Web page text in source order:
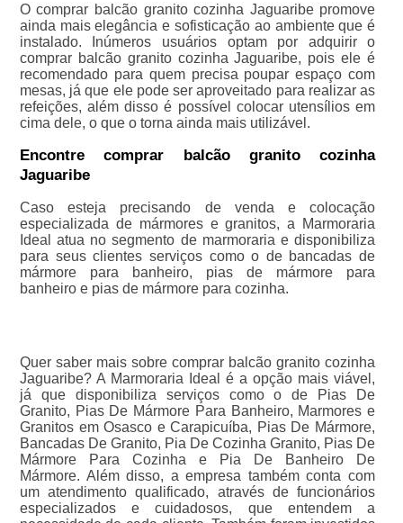
O comprar balcão granito cozinha Jaguaribe promove
ainda mais elegância e sofisticação ao ambiente que é
instalado. Inúmeros usuários optam por adquirir o
comprar balcão granito cozinha Jaguaribe, pois ele é
recomendado para quem precisa poupar espaço com
mesas, já que ele pode ser aproveitado para realizar as
refeições, além disso é possível colocar utensílios em
cima dele, o que o torna ainda mais utilizável.
Encontre comprar balcão granito cozinha
Jaguaribe
Caso esteja precisando de venda e colocação
especializada de mármores e granitos, a Marmoraria
Ideal atua no segmento de marmoraria e disponibiliza
para seus clientes serviços como o de bancadas de
mármore para banheiro, pias de mármore para
banheiro e pias de mármore para cozinha.
Quer saber mais sobre comprar balcão granito cozinha
Jaguaribe? A Marmoraria Ideal é a opção mais viável,
já que disponibiliza serviços como o de Pias De
Granito, Pias De Mármore Para Banheiro, Marmores e
Granitos em Osasco e Carapicuíba, Pias De Mármore,
Bancadas De Granito, Pia De Cozinha Granito, Pias De
Mármore Para Cozinha e Pia De Banheiro De
Mármore. Além disso, a empresa também conta com
um atendimento qualificado, através de funcionários
especializados e cuidadosos, que entendem a